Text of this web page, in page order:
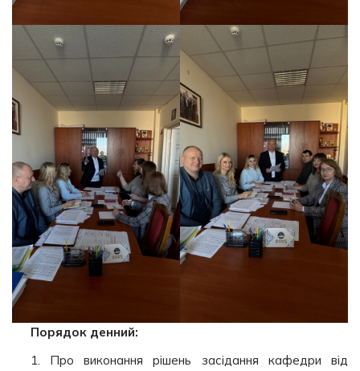
Порядок денний:
1. Про виконання рішень засідання кафедри від